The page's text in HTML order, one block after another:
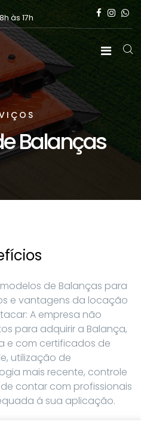
às 17h
Balanças
de Balanças para
e vantagens da locação
A empresa não
para adquirir a Balança,
e com certificados de
utilização de
mais recente, controle
contar com profissionais
á sua aplicação.